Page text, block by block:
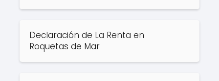
Declaración de La Renta en
Roquetas de Mar